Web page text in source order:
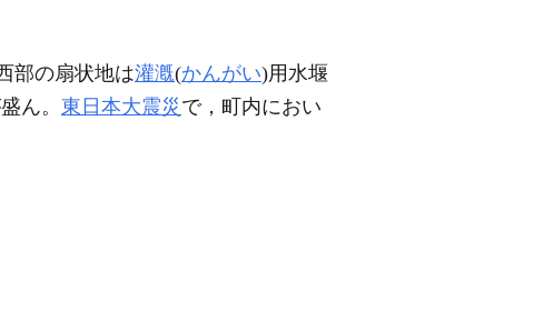
部の扇状地は灌漑(かんがい)用水堰
ん。 東日本大震災 で，町内におい